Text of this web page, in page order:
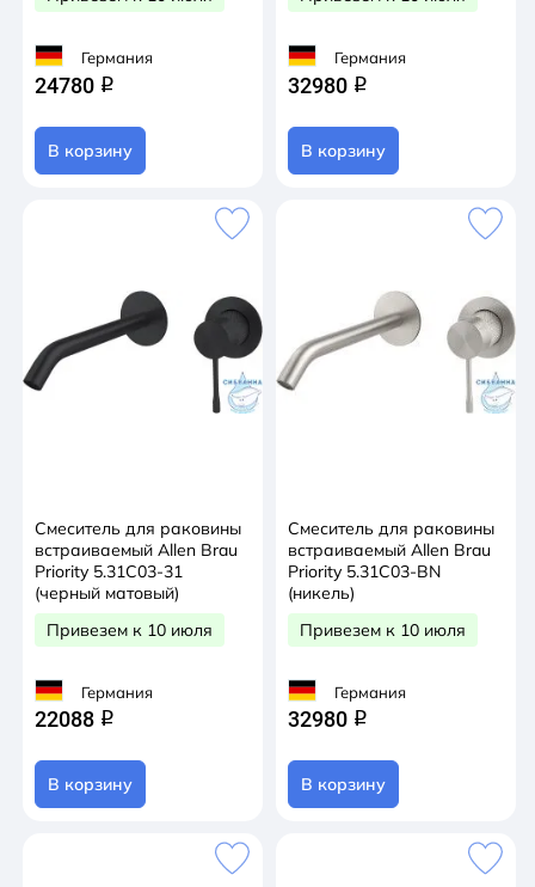
Германия
24780 q
В корзину
Германия
32980 q
В корзину
Смеситель для раковины
встраиваемый Allen Brau
Priority 5.31C03-31
(черный матовый)
Привезем к 10 июля
Германия
22088 q
В корзину
Смеситель для раковины
встраиваемый Allen Brau
Priority 5.31C03-BN
(никель)
Привезем к 10 июля
Германия
32980 q
В корзину